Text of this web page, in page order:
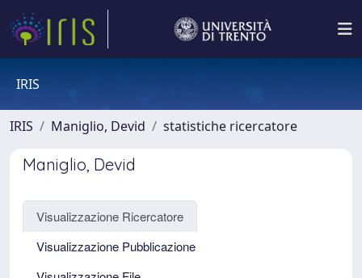
IRIS
IRIS Maniglio, Devid statistiche ricercatore
Maniglio, Devid
Visualizzazione Ricercatore
Visualizzazione Pubblicazione